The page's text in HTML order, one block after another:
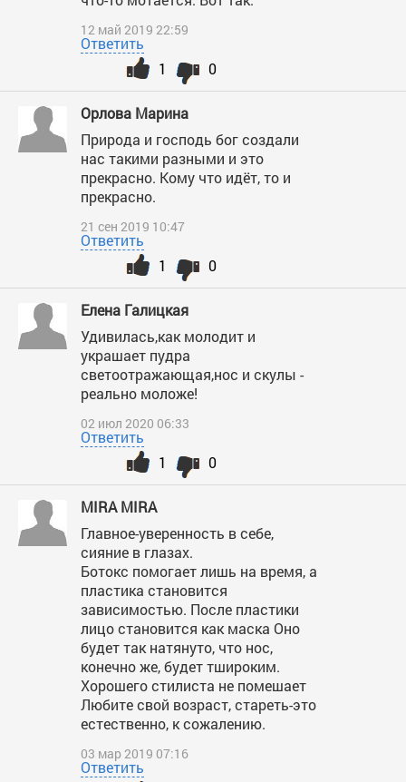
12 май 2019 22:59
Ответить
0
1
Орлова Марина
Природа и господь бог создали
нас такими разными и это
прекрасно. Кому что идёт, то и
прекрасно.
21 сен 2019 10:47
Ответить
0
1
Елена Галицкая
Удивилась,как молодит и
украшает пудра
светоотражающая,нос и скулы -
реально моложе!
02 июл 2020 06:33
Ответить
0
1
MIRA MIRA
Главное-уверенность в себе,
сияние в глазах.
Ботокс помогает лишь на время, а
пластика становится
зависимостью. После пластики
лицо становится как маска Оно
будет так натянуто, что нос,
конечно же, будет тшироким.
Хорошего стилиста не помешает
Любите свой возраст, стареть-это
естественно, к сожалению.
03 мар 2019 07:16
Ответить